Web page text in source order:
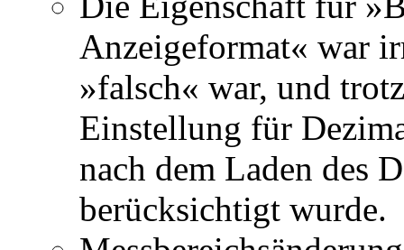
Anzeigeformat« war
»falsch« war, und
Einstellung für
nach dem Laden des
berücksichtigt wurde.